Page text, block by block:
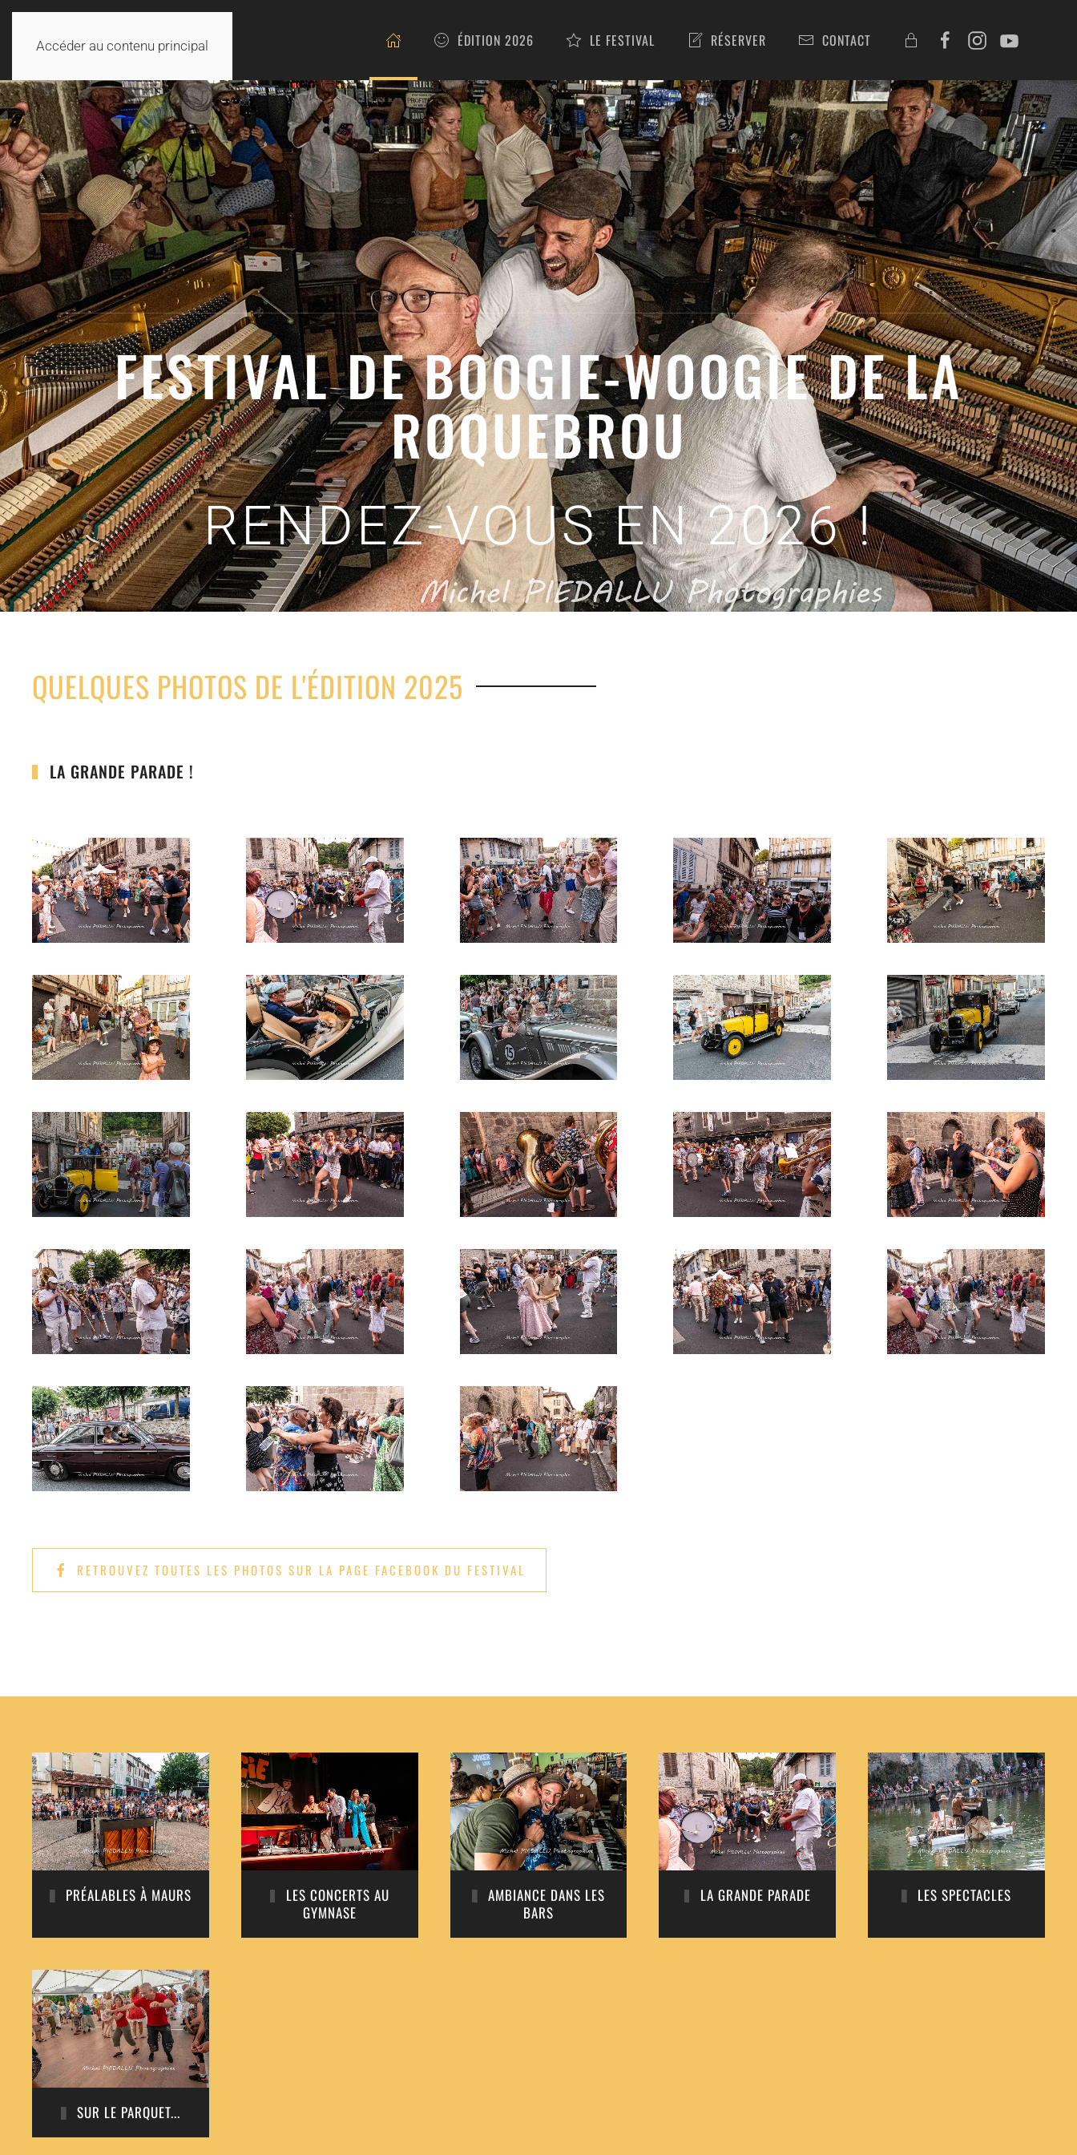
Accéder au contenu principal ÉDITION 2026 LE FESTIVAL RÉSERVER CONTACT
FESTIVAL DE BOOGIE-WOOGIE DE LA
ROQUEBROU
RENDEZ-VOUS EN 2026 !
QUELQUES PHOTOS DE L'ÉDITION 2025
LA GRANDE PARADE !
RETROUVEZ TOUTES LES PHOTOS SUR LA PAGE FACEBOOK DU FESTIVAL
PRÉALABLES À MAURS
LES CONCERTS AU
GYMNASE
AMBIANCE DANS LES
BARS
LA GRANDE PARADE LES SPECTACLES
SUR LE PARQUET...